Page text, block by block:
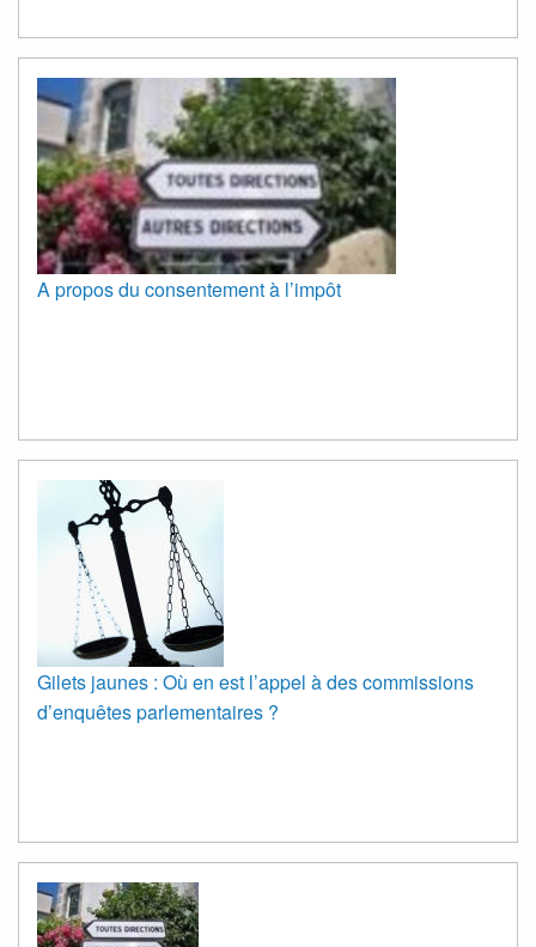
A propos du consentement à l’impôt
Gilets jaunes : Où en est l’appel à des commissions
d’enquêtes parlementaires ?